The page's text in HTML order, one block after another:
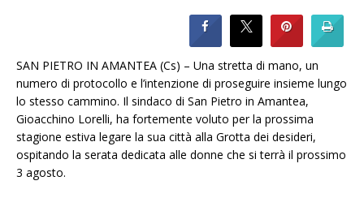
SAN PIETRO IN AMANTEA (Cs) – Una stretta di mano, un
numero di protocollo e l’intenzione di proseguire insieme lungo
lo stesso cammino. Il sindaco di San Pietro in Amantea,
Gioacchino Lorelli, ha fortemente voluto per la prossima
stagione estiva legare la sua città alla Grotta dei desideri,
ospitando la serata dedicata alle donne che si terrà il prossimo
3 agosto.